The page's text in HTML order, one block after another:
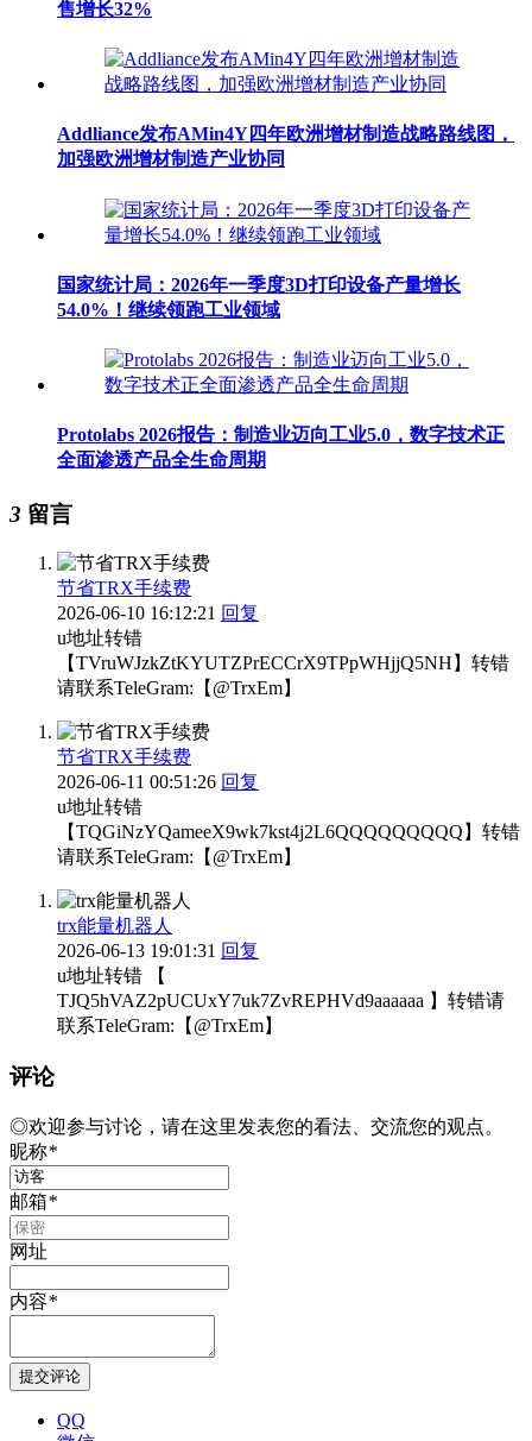
售增长32%
Addliance发布AMin4Y四年欧洲增材制造战略路线图，
加强欧洲增材制造产业协同
国家统计局：2026年一季度3D打印设备产量增长
54.0%！继续领跑工业领域
Protolabs 2026报告：制造业迈向工业5.0，数字技术正
全面渗透产品全生命周期
3 留言
节省TRX手续费
2026-06-10 16:12:21 回复
u地址转错
【TVruWJzkZtKYUTZPrECCrX9TPpWHjjQ5NH】转错
请联系TeleGram:【@TrxEm】
节省TRX手续费
2026-06-11 00:51:26 回复
u地址转错
【TQGiNzYQameeX9wk7kst4j2L6QQQQQQQQQ】转错
请联系TeleGram:【@TrxEm】
trx能量机器人
2026-06-13 19:01:31 回复
u地址转错 【
TJQ5hVAZ2pUCUxY7uk7ZvREPHVd9aaaaaa 】转错请
联系TeleGram:【@TrxEm】
评论
◎欢迎参与讨论，请在这里发表您的看法、交流您的观点。
昵称*
邮箱*
网址
内容*
QQ